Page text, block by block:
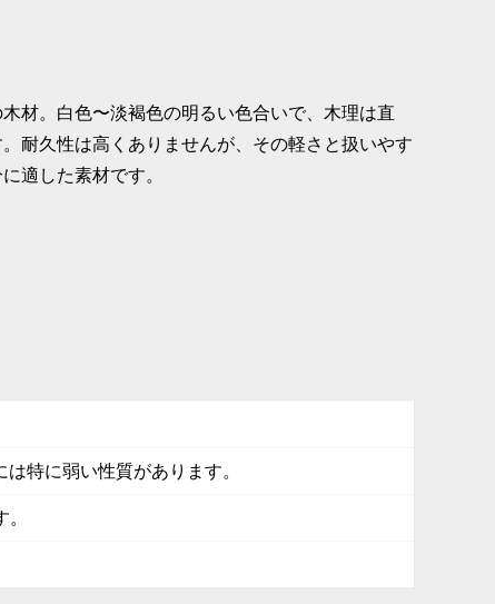
材。白色〜淡褐色の明るい色合いで、木理は直
耐久性は高くありませんが、その軽さと扱いやす
適した素材です。
特に弱い性質があります。